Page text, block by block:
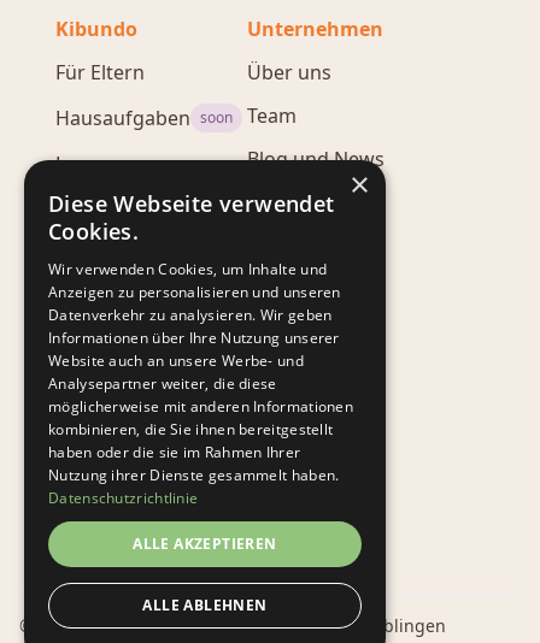
Kibundo
Für Eltern
Hausaufgaben soon
Lesen
Lernen soon
Unternehmen
Über uns
Team
Blog und News
Presse
Rechtliches
Datenschutz
Impressum
AGB
Cookie
Einstellungen
© 2026 Kibundo GmbH · Made with ♥ in Waiblingen
×
Diese Webseite verwendet
Cookies.
Wir verwenden Cookies, um Inhalte und
Anzeigen zu personalisieren und unseren
Datenverkehr zu analysieren. Wir geben
Informationen über Ihre Nutzung unserer
Website auch an unsere Werbe- und
Analysepartner weiter, die diese
möglicherweise mit anderen Informationen
kombinieren, die Sie ihnen bereitgestellt
haben oder die sie im Rahmen Ihrer
Nutzung ihrer Dienste gesammelt haben.
Datenschutzrichtlinie
ALLE AKZEPTIEREN
ALLE ABLEHNEN